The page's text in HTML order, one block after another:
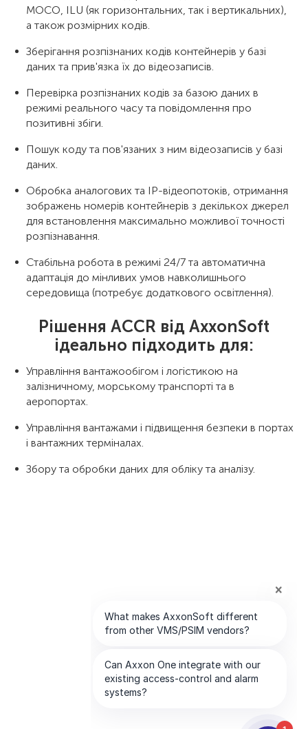
MOCO, ILU (як горизонтальних, так і вертикальних),
а також розмірних кодів.
Зберігання розпізнаних кодів контейнерів у базі
даних та прив'язка їх до відеозаписів.
Перевірка розпізнаних кодів за базою даних в
режимі реального часу та повідомлення про
позитивні збіги.
Пошук коду та пов'язаних з ним відеозаписів у базі
даних.
Обробка аналогових та IP-відеопотоків, отримання
зображень номерів контейнерів з декількох джерел
для встановлення максимально можливої точності
розпізнавання.
Стабільна робота в режимі 24/7 та автоматична
адаптація до мінливих умов навколишнього
середовища (потребує додаткового освітлення).
Рішення ACCR від AxxonSoft
ідеально підходить для:
Управління вантажообігом і логістикою на
залізничному, морському транспорті та в
аеропортах.
Управління вантажами і підвищення безпеки в портах
і вантажних терміналах.
Збору та обробки даних для обліку та аналізу.